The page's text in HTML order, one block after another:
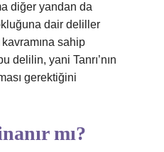
diğer yandan da
dair deliller
kavramına sahip
delilin, yani Tanrı’nın
gerektiğini
mı?